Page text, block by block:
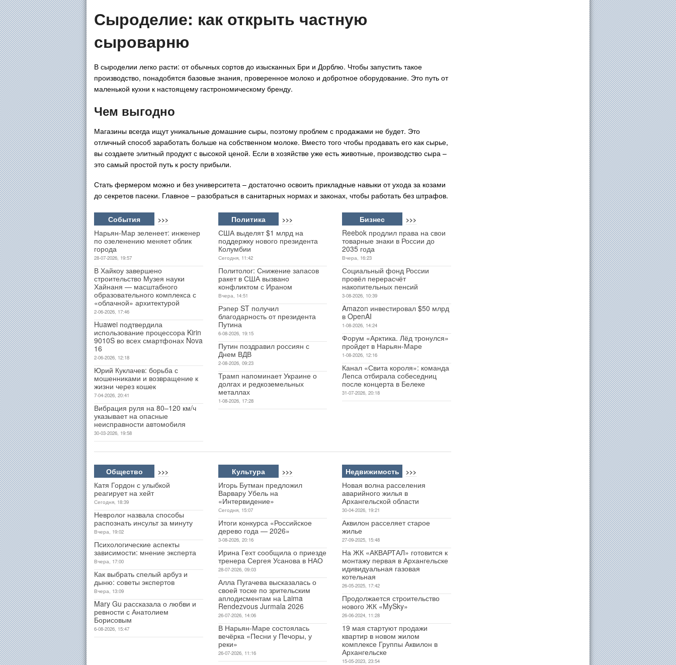
Сыроделие: как открыть частную
сыроварню
В сыроделии легко расти: от обычных сортов до изысканных Бри и Дорблю. Чтобы запустить такое
производство, понадобятся базовые знания, проверенное молоко и добротное оборудование. Это путь от
маленькой кухни к настоящему гастрономическому бренду.
Чем выгодно
Магазины всегда ищут уникальные домашние сыры, поэтому проблем с продажами не будет. Это
отличный способ заработать больше на собственном молоке. Вместо того чтобы продавать его как сырье,
вы создаете элитный продукт с высокой ценой. Если в хозяйстве уже есть животные, производство сыра –
это самый простой путь к росту прибыли.
Стать фермером можно и без университета – достаточно освоить прикладные навыки от ухода за козами
до секретов пасеки. Главное – разобраться в санитарных нормах и законах, чтобы работать без штрафов.
События >>>
Нарьян-Мар зеленеет: инженер
по озеленению меняет облик
города
28-07-2026, 19:57
В Хайкоу завершено
строительство Музея науки
Хайнаня — масштабного
образовательного комплекса с
«облачной» архитектурой
2-06-2026, 17:46
Huawei подтвердила
использование процессора Kirin
9010S во всех смартфонах Nova
16
2-06-2026, 12:18
Юрий Куклачев: борьба с
мошенниками и возвращение к
жизни через кошек
7-04-2026, 20:41
Вибрация руля на 80–120 км/ч
указывает на опасные
неисправности автомобиля
30-03-2026, 19:58
Политика >>>
США выделят $1 млрд на
поддержку нового президента
Колумбии
Сегодня, 11:42
Политолог: Снижение запасов
ракет в США вызвано
конфликтом с Ираном
Вчера, 14:51
Рэпер ST получил
благодарность от президента
Путина
6-08-2026, 19:15
Путин поздравил россиян с
Днем ВДВ
2-08-2026, 09:23
Трамп напоминает Украине о
долгах и редкоземельных
металлах
1-08-2026, 17:28
Бизнес >>>
Reebok продлил права на свои
товарные знаки в России до
2035 года
Вчера, 16:23
Социальный фонд России
провёл перерасчёт
накопительных пенсий
3-08-2026, 10:39
Amazon инвестировал $50 млрд
в OpenAI
1-08-2026, 14:24
Форум «Арктика. Лёд тронулся»
пройдет в Нарьян-Маре
1-08-2026, 12:16
Канал «Свита короля»: команда
Лепса отбирала собеседниц
после концерта в Белеке
31-07-2026, 20:18
Общество >>>
Катя Гордон с улыбкой
реагирует на хейт
Сегодня, 18:39
Невролог назвала способы
распознать инсульт за минуту
Вчера, 19:02
Психологические аспекты
зависимости: мнение эксперта
Вчера, 17:00
Как выбрать спелый арбуз и
дыню: советы экспертов
Вчера, 13:09
Mary Gu рассказала о любви и
ревности с Анатолием
Борисовым
6-08-2026, 15:47
Культура >>>
Игорь Бутман предложил
Варвару Убель на
«Интервидение»
Сегодня, 15:07
Итоги конкурса «Российское
дерево года — 2026»
3-08-2026, 20:16
Ирина Гехт сообщила о приезде
тренера Сергея Усанова в НАО
28-07-2026, 09:03
Алла Пугачева высказалась о
своей тоске по зрительским
аплодисментам на Laima
Rendezvous Jurmala 2026
26-07-2026, 14:06
В Нарьян-Маре состоялась
вечёрка «Песни у Печоры, у
реки»
26-07-2026, 11:16
Недвижимость >>>
Новая волна расселения
аварийного жилья в
Архангельской области
30-04-2026, 19:21
Аквилон расселяет старое
жилье
27-09-2025, 15:48
На ЖК «АКВАРТАЛ» готовится к
монтажу первая в Архангельске
идивидуальная газовая
котельная
26-05-2025, 17:42
Продолжается строительство
нового ЖК «MySky»
26-06-2024, 11:28
19 мая стартуют продажи
квартир в новом жилом
комплексе Группы Аквилон в
Архангельске
15-05-2023, 23:54